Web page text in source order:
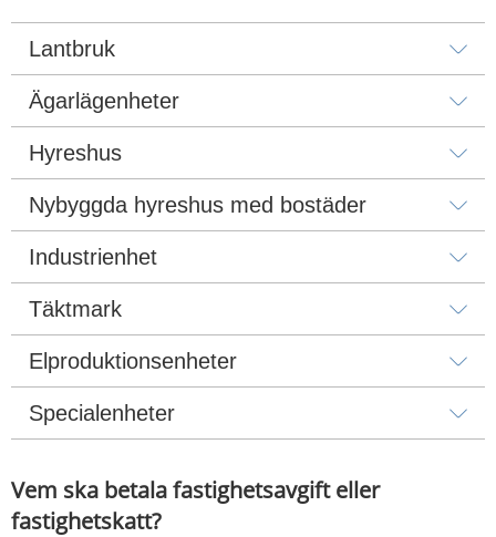
Lantbruk
Ägarlägenheter
Hyreshus
Nybyggda hyreshus med bostäder
Industrienhet
Täktmark
Elproduktionsenheter
Specialenheter
Vem ska betala fastighetsavgift eller
fastighetskatt?